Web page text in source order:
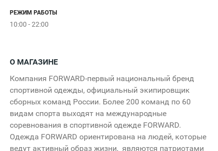
РЕЖИМ РАБОТЫ
10:00 - 22:00
О МАГАЗИНЕ
Компания FORWARD-первый национальный бренд
спортивной одежды, официальный экипировщик
сборных команд России. Более 200 команд по 60
видам спорта выходят на международные
соревнования в спортивной одежде FORWARD.
Одежда FORWARD ориентирована на людей, которые
ведут активный образ жизни, являются патриотами